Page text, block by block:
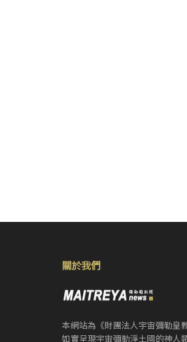
關於我們
本網站為《財團法人宇宙彌勒皇
如實呈現宇宙彌勒淨土國的神人